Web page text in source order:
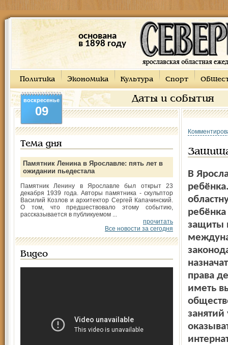
основана
в 1898 году
Политика Экономика Культура Спорт
Даты и события
воскресенье
09
Тема дня
Памятник Ленина в Ярославле: пять лет в
ожидании пьедестала
Памятник Ленину в Ярославле был открыт 23
декабря 1939 года. Авторы памятника - скульптор
Василий Козлов и архитектор Сергей Капачинский.
О том, что предшествовало этому событию,
рассказывается в публикуемом ...
прочитать
Все новости за сегодня
Видео
В
защиты
права
иметь